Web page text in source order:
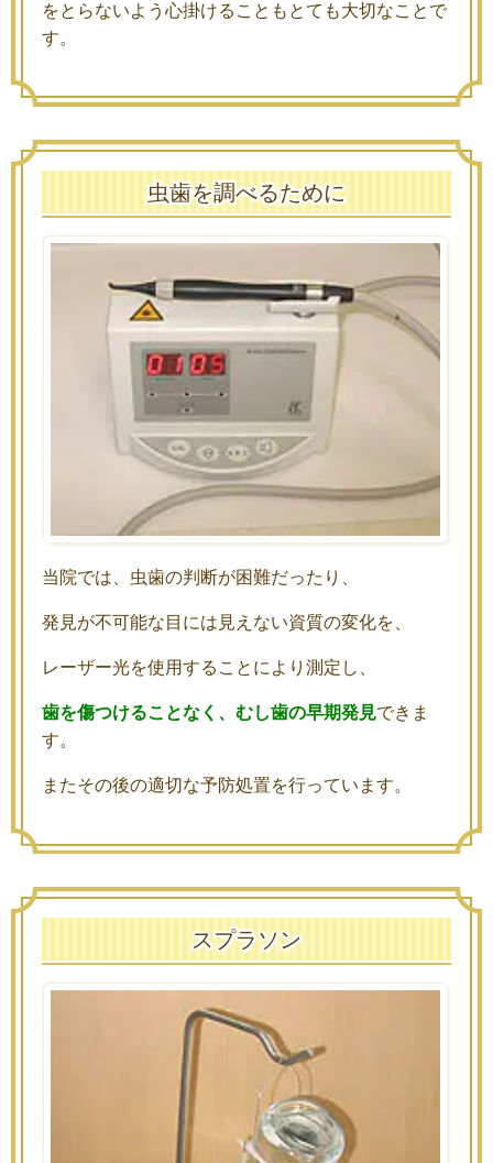
をとらないよう心掛けることもとても大切なことで
す。
虫歯を調べるために
当院では、虫歯の判断が困難だったり、
発見が不可能な目には見えない資質の変化を、
レーザー光を使用することにより測定し、
歯を傷つけることなく、むし歯の早期発見できま
す。
またその後の適切な予防処置を行っています。
スプラソン